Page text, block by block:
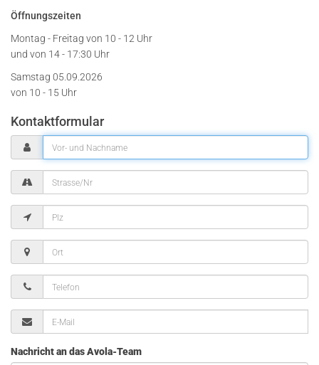
Öffnungszeiten
Montag - Freitag von 10 - 12 Uhr
und von 14 - 17:30 Uhr
Samstag 05.09.2026
von 10 - 15 Uhr
Kontaktformular
Nachricht an das Avola-Team